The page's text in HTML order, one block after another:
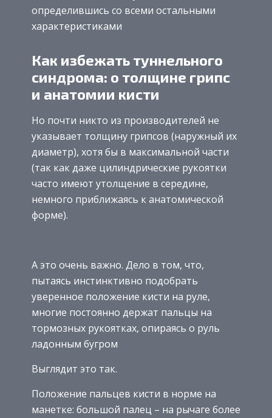
определившись со всеми остальными
характеристиками
Как избежать туннельного
синдрома: о толщине грипс
и анатомии кисти
Но почти никто из производителей не
указывает толщину грипсов (наружный их
диаметр), хотя бы в максимальной части
(так как даже цилиндрические рукоятки
часто имеют утолщение в середине,
немного приближаясь к анатомической
форме).
А это очень важно. Дело в том, что,
пытаясь инстинктивно подобрать
уверенное положение кисти на руле,
многие постоянно держат пальцы на
тормозных рукоятках, опираясь о руль
ладонным бугром
Выглядит это так.
Положение пальцев кисти в норме на
манетке: большой палец – на рычаге более